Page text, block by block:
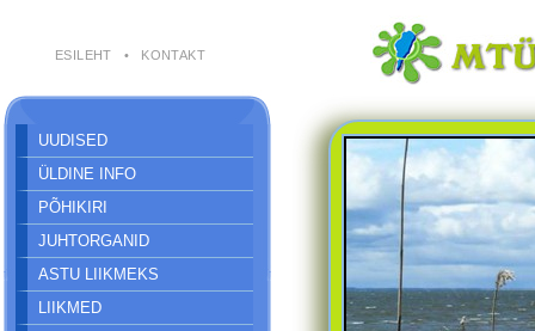
ESILEHT • KONTAKT
UUDISED
ÜLDINE INFO
PÕHIKIRI
JUHTORGANID
ASTU LIIKMEKS
LIIKMED